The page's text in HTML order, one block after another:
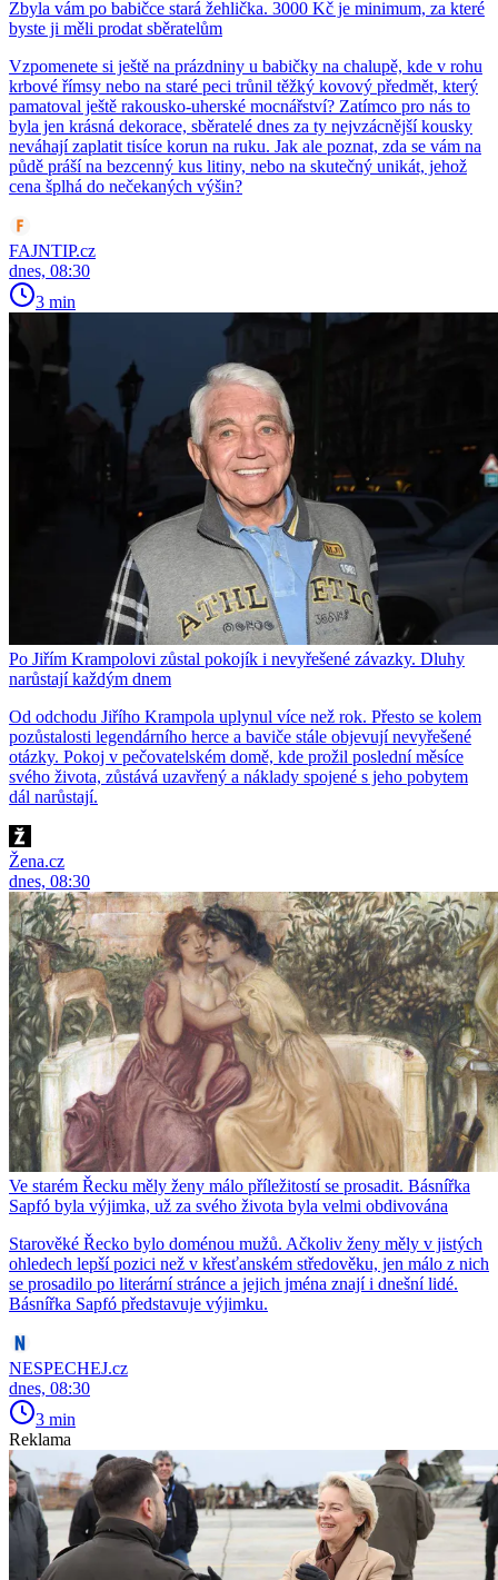
Zbyla vám po babičce stará žehlička. 3000 Kč je minimum, za které
byste ji měli prodat sběratelům
Vzpomenete si ještě na prázdniny u babičky na chalupě, kde v rohu
krbové římsy nebo na staré peci trůnil těžký kovový předmět, který
pamatoval ještě rakousko-uherské mocnářství? Zatímco pro nás to
byla jen krásná dekorace, sběratelé dnes za ty nejvzácnější kousky
neváhají zaplatit tisíce korun na ruku. Jak ale poznat, zda se vám na
půdě práší na bezcenný kus litiny, nebo na skutečný unikát, jehož
cena šplhá do nečekaných výšin?
FAJNTIP.cz
dnes, 08:30
3 min
Po Jiřím Krampolovi zůstal pokojík i nevyřešené závazky. Dluhy
narůstají každým dnem
Od odchodu Jiřího Krampola uplynul více než rok. Přesto se kolem
pozůstalosti legendárního herce a baviče stále objevují nevyřešené
otázky. Pokoj v pečovatelském domě, kde prožil poslední měsíce
svého života, zůstává uzavřený a náklady spojené s jeho pobytem
dál narůstají.
Žena.cz
dnes, 08:30
Ve starém Řecku měly ženy málo příležitostí se prosadit. Básnířka
Sapfó byla výjimka, už za svého života byla velmi obdivována
Starověké Řecko bylo doménou mužů. Ačkoliv ženy měly v jistých
ohledech lepší pozici než v křesťanském středověku, jen málo z nich
se prosadilo po literární stránce a jejich jména znají i dnešní lidé.
Básnířka Sapfó představuje výjimku.
NESPECHEJ.cz
dnes, 08:30
3 min
Reklama